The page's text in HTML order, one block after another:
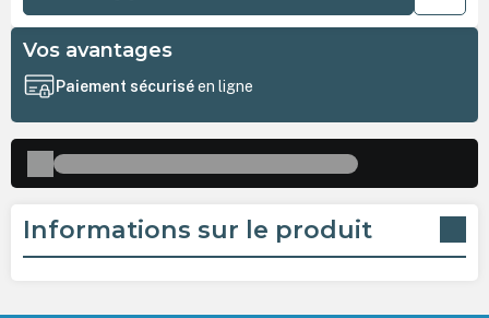
Vos avantages
Paiement sécuriséen ligne
Informations sur le produit